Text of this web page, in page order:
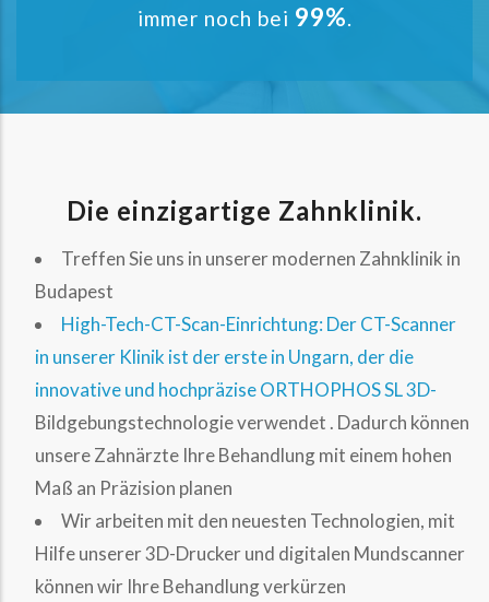
immer noch bei 99%.
Die einzigartige Zahnklinik.
Treffen Sie uns in unserer modernen Zahnklinik in
Budapest
High-Tech-CT-Scan-Einrichtung: Der CT-Scanner
in unserer Klinik ist der erste in Ungarn, der die
innovative und hochpräzise ORTHOPHOS SL 3D-
Bildgebungstechnologie verwendet . Dadurch können
unsere Zahnärzte Ihre Behandlung mit einem hohen
Maß an Präzision planen
Wir arbeiten mit den neuesten Technologien, mit
Hilfe unserer 3D-Drucker und digitalen Mundscanner
können wir Ihre Behandlung verkürzen